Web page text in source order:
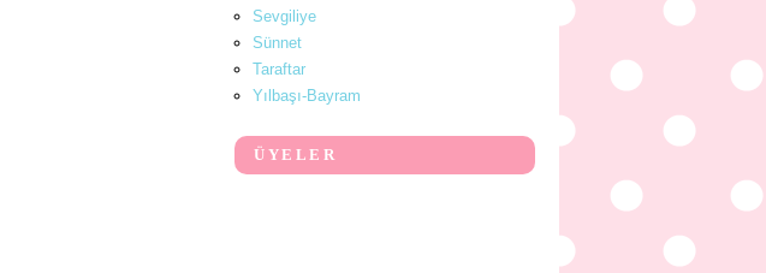
Sevgiliye
Sünnet
Taraftar
Yılbaşı-Bayram
ÜYELER